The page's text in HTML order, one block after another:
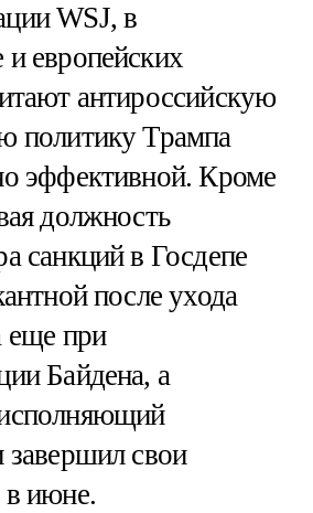
WSJ, в
европейских
антироссийскую
политику Трампа
эффективной. Кроме
должность
санкций в Госдепе
после ухода
еще при
Байдена, а
завершил свои
в июне.